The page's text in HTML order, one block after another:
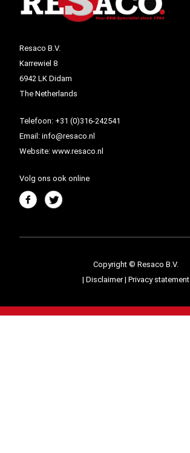
Resaco B.V.
Karrewiel 8
6942 LK Didam
The Netherlands
Telefoon: +31 (0)316-242541
Email: info@resaco.nl
Website: www.resaco.nl
Volg ons ook online
Copyright © Resaco B.V.
| Disclaimer| Privacy statement